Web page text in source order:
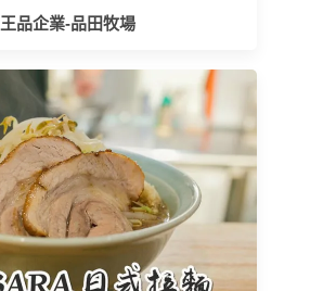
王品企業-品田牧場